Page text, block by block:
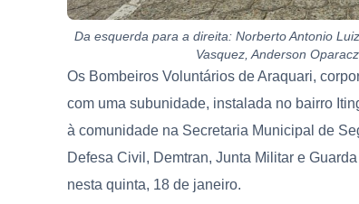
Da esquerda para a direita: Norberto Antonio
Vasquez, Anderson
Os Bombeiros Voluntários de Araquari,
com uma subunidade, instalada no bairro
à comunidade na Secretaria Municipal de
Defesa Civil, Demtran, Junta Militar e
nesta quinta, 18 de janeiro.